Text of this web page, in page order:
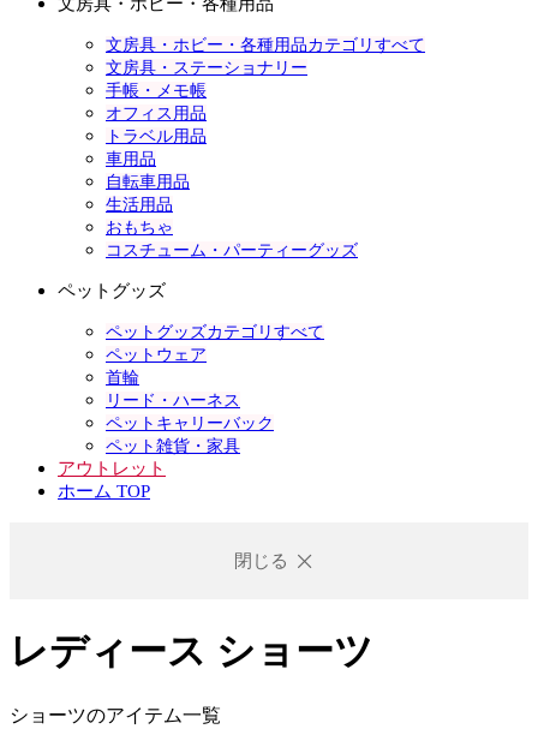
文房具・ホビー・各種用品カテゴリすべて
文房具・ステーショナリー
手帳・メモ帳
オフィス用品
トラベル用品
車用品
自転車用品
生活用品
おもちゃ
コスチューム・パーティーグッズ
ペットグッズ
ペットグッズカテゴリすべて
ペットウェア
首輪
リード・ハーネス
ペットキャリーバック
ペット雑貨・家具
アウトレット
ホーム TOP
閉じる
レディース ショーツ
ショーツのアイテム一覧